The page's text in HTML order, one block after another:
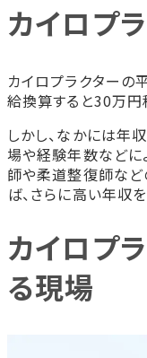
カイロプ
カイロプラクターの
給換算すると30万円
しかし、なかには年
場や経験年数などに
師や柔道整復師な
ば、さらに高い年収
カイロプ
る現場